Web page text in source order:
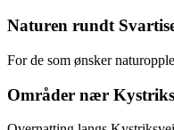
Naturen rundt
For de som ønsker
Områder nær